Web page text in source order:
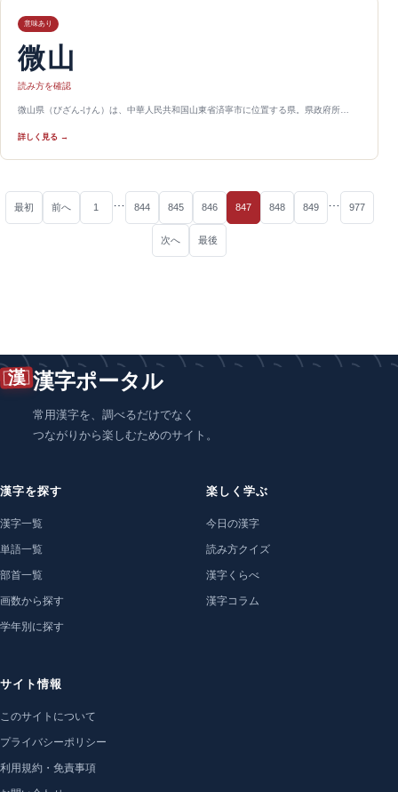
意味あり
微山
読み方を確認
微山県（びざん-けん）は、中華人民共和国山東省済寧市に位置する県。県政府所…
詳しく見る →
最初 前へ 1 844 845 846 847 848 849 977
次へ 最後
漢 漢字ポータル
常用漢字を、調べるだけでなく
つながりから楽しむためのサイト。
漢字を探す
漢字一覧
単語一覧
部首一覧
画数から探す
学年別に探す
楽しく学ぶ
今日の漢字
読み方クイズ
漢字くらべ
漢字コラム
サイト情報
このサイトについて
プライバシーポリシー
利用規約・免責事項